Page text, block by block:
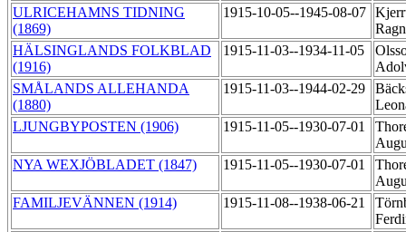
ULRICEHAMNS TIDNING
(1869)
1915-10-05--1945-08-07
HÄLSINGLANDS FOLKBLAD
(1916)
1915-11-03--1934-11-05
SMÅLANDS ALLEHANDA
(1880)
1915-11-03--1944-02-29
LJUNGBYPOSTEN (1906)
1915-11-05--1930-07-01
NYA WEXJÖBLADET (1847)
1915-11-05--1930-07-01
FAMILJEVÄNNEN (1914)
1915-11-08--1938-06-21